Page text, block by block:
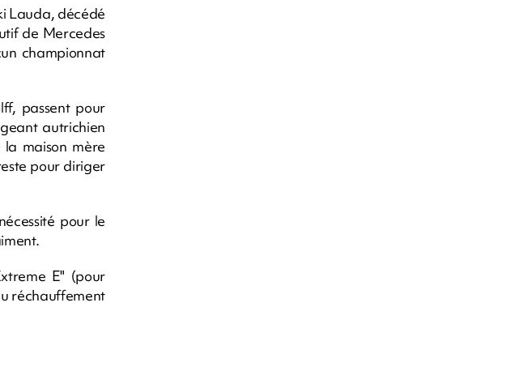
Lauda, décédé
de Mercedes
championnat
passent pour
autrichien
maison mère
pour diriger
pour le
E" (pour
réchauffement